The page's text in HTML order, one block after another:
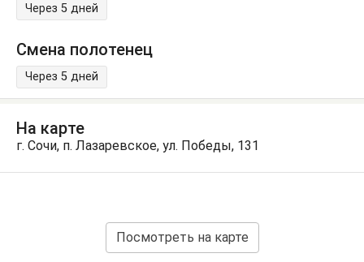
Через 5 дней
Смена полотенец
Через 5 дней
На карте
г. Сочи, п. Лазаревское, ул. Победы, 131
Посмотреть на карте